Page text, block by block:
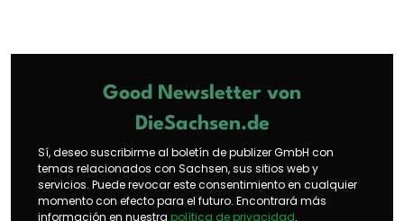
Good Newsletter von
DieSachsen.de
Sí, deseo suscribirme al boletín de publizer GmbH con
temas relacionados con Sachsen, sus sitios web y
servicios. Puede revocar este consentimiento en cualquier
momento con efecto para el futuro. Encontrará más
información en nuestra política de privacidad.